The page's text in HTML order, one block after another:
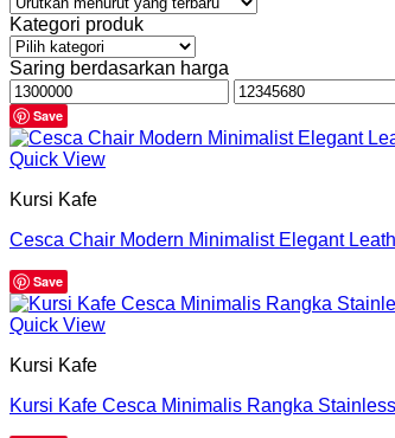
Kategori produk
Saring berdasarkan harga
Harga
terendah
Harga
tertinggi
Save
Quick View
Kursi Kafe
Cesca Chair Modern Minimalist Elegant
Save
Quick View
Kursi Kafe
Kursi Kafe Cesca Minimalis Rangka